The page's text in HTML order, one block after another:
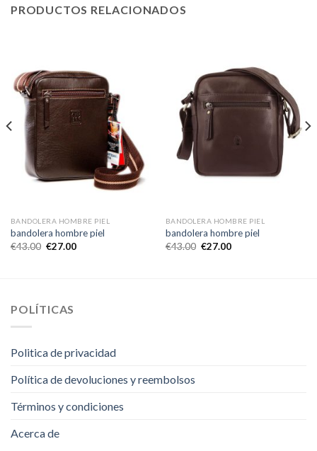
PRODUCTOS RELACIONADOS
BANDOLERA HOMBRE PIEL
bandolera hombre piel
€43.00 €27.00
BANDOLERA HOMBRE PIEL
bandolera hombre piel
€43.00 €27.00
POLÍTICAS
Politica de privacidad
Política de devoluciones y reembolsos
Términos y condiciones
Acerca de